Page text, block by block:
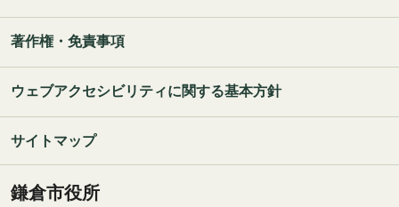
著作権・免責事項
ウェブアクセシビリティに関する基本方針
サイトマップ
鎌倉市役所